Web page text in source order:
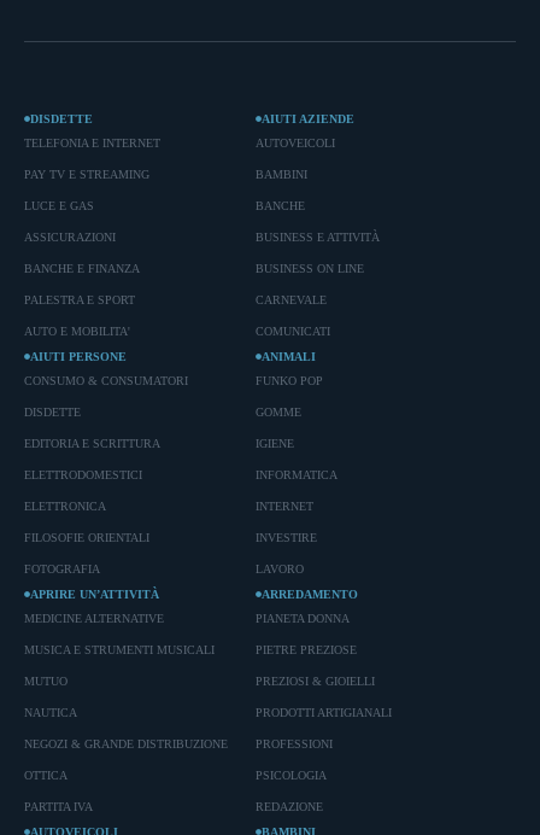
DISDETTE
TELEFONIA E INTERNET
PAY TV E STREAMING
LUCE E GAS
ASSICURAZIONI
BANCHE E FINANZA
PALESTRA E SPORT
AUTO E MOBILITA'
AIUTI AZIENDE
AUTOVEICOLI
BAMBINI
BANCHE
BUSINESS E ATTIVITÀ
BUSINESS ON LINE
CARNEVALE
COMUNICATI
AIUTI PERSONE
CONSUMO & CONSUMATORI
DISDETTE
EDITORIA E SCRITTURA
ELETTRODOMESTICI
ELETTRONICA
FILOSOFIE ORIENTALI
FOTOGRAFIA
ANIMALI
FUNKO POP
GOMME
IGIENE
INFORMATICA
INTERNET
INVESTIRE
LAVORO
APRIRE UN’ATTIVITÀ
MEDICINE ALTERNATIVE
MUSICA E STRUMENTI MUSICALI
MUTUO
NAUTICA
NEGOZI & GRANDE DISTRIBUZIONE
OTTICA
PARTITA IVA
ARREDAMENTO
PIANETA DONNA
PIETRE PREZIOSE
PREZIOSI & GIOIELLI
PRODOTTI ARTIGIANALI
PROFESSIONI
PSICOLOGIA
REDAZIONE
AUTOVEICOLI
BAMBINI